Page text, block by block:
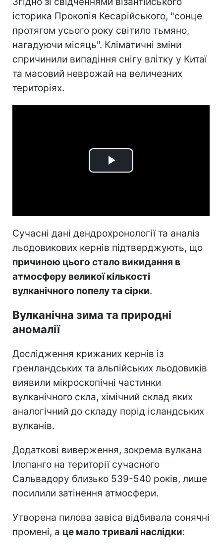
історика Прокопія Кесарійського, "сонце
протягом усього року світило тьмяно,
нагадуючи місяць". Кліматичні зміни
спричинили випадіння снігу влітку у Китаї
та масовий неврожай на величезних
територіях.
Play
Сучасні дані дендрохронології та аналіз
льодовикових кернів підтверджують, що
причиною цього стало викидання в
атмосферу великої кількості
вулканічного попелу та сірки.
Вулканічна зима та природні
аномалії
Дослідження крижаних кернів із
гренландських та альпійських льодовиків
виявили мікроскопічні частинки
вулканічного скла, хімічний склад яких
аналогічний до складу порід ісландських
вулканів.
Додаткові виверження, зокрема вулкана
Ілопанго на території сучасного
Сальвадору близько 539-540 років, лише
посилили затінення атмосфери.
Утворена пилова завіса відбивала сонячні
промені, а це мало тривалі наслідки: